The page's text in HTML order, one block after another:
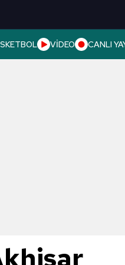
VİDEO CANLI